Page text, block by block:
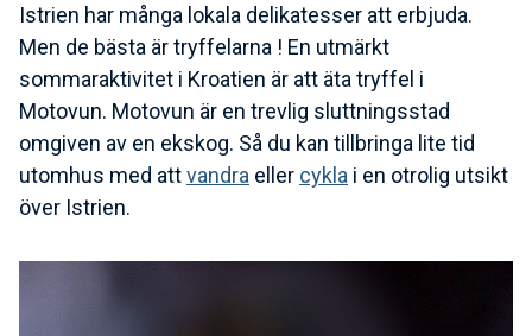
Istrien har många lokala delikatesser att erbjuda.
Men de bästa är tryffelarna ! En utmärkt
sommaraktivitet i Kroatien är att äta tryffel i
Motovun. Motovun är en trevlig sluttningsstad
omgiven av en ekskog. Så du kan tillbringa lite tid
utomhus med attvandra eller cykla i en otrolig utsikt
över Istrien.